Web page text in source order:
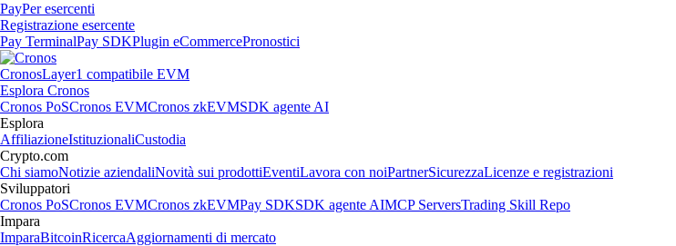
PayPer esercenti
Registrazione esercente
Pay TerminalPay SDKPlugin eCommercePronostici
CronosLayer1 compatibile EVM
Esplora Cronos
Cronos PoSCronos EVMCronos zkEVMSDK agente AI
Esplora
AffiliazioneIstituzionaliCustodia
Crypto.com
Chi siamoNotizie aziendaliNovità sui prodottiEventiLavora con noiPartnerSicurezzaLicenze e registrazioni
Sviluppatori
Cronos PoSCronos EVMCronos zkEVMPay SDKSDK agente AIMCP ServersTrading Skill Repo
Impara
ImparaBitcoinRicercaAggiornamenti di mercato